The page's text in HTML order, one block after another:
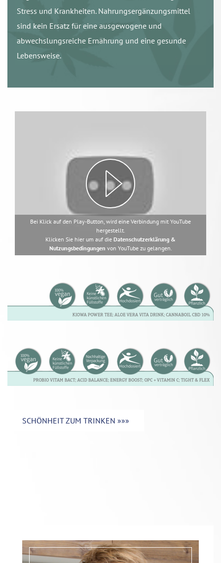
Stress und Krankheiten. Nahrungsergänzungsmittel
sind kein Ersatz für eine ausgewogene und
abwechslungsreiche Ernährung und eine gesunde
Lebensweise.
Bei Klick auf den Play-Button, wird eine Verbindung mit YouTube
hergestellt.
Klicken Sie hier um auf die Datenschutzerklärung &
Nutzungsbedingungen von YouTube zu gelangen.
SCHÖNHEIT ZUM TRINKEN »»»